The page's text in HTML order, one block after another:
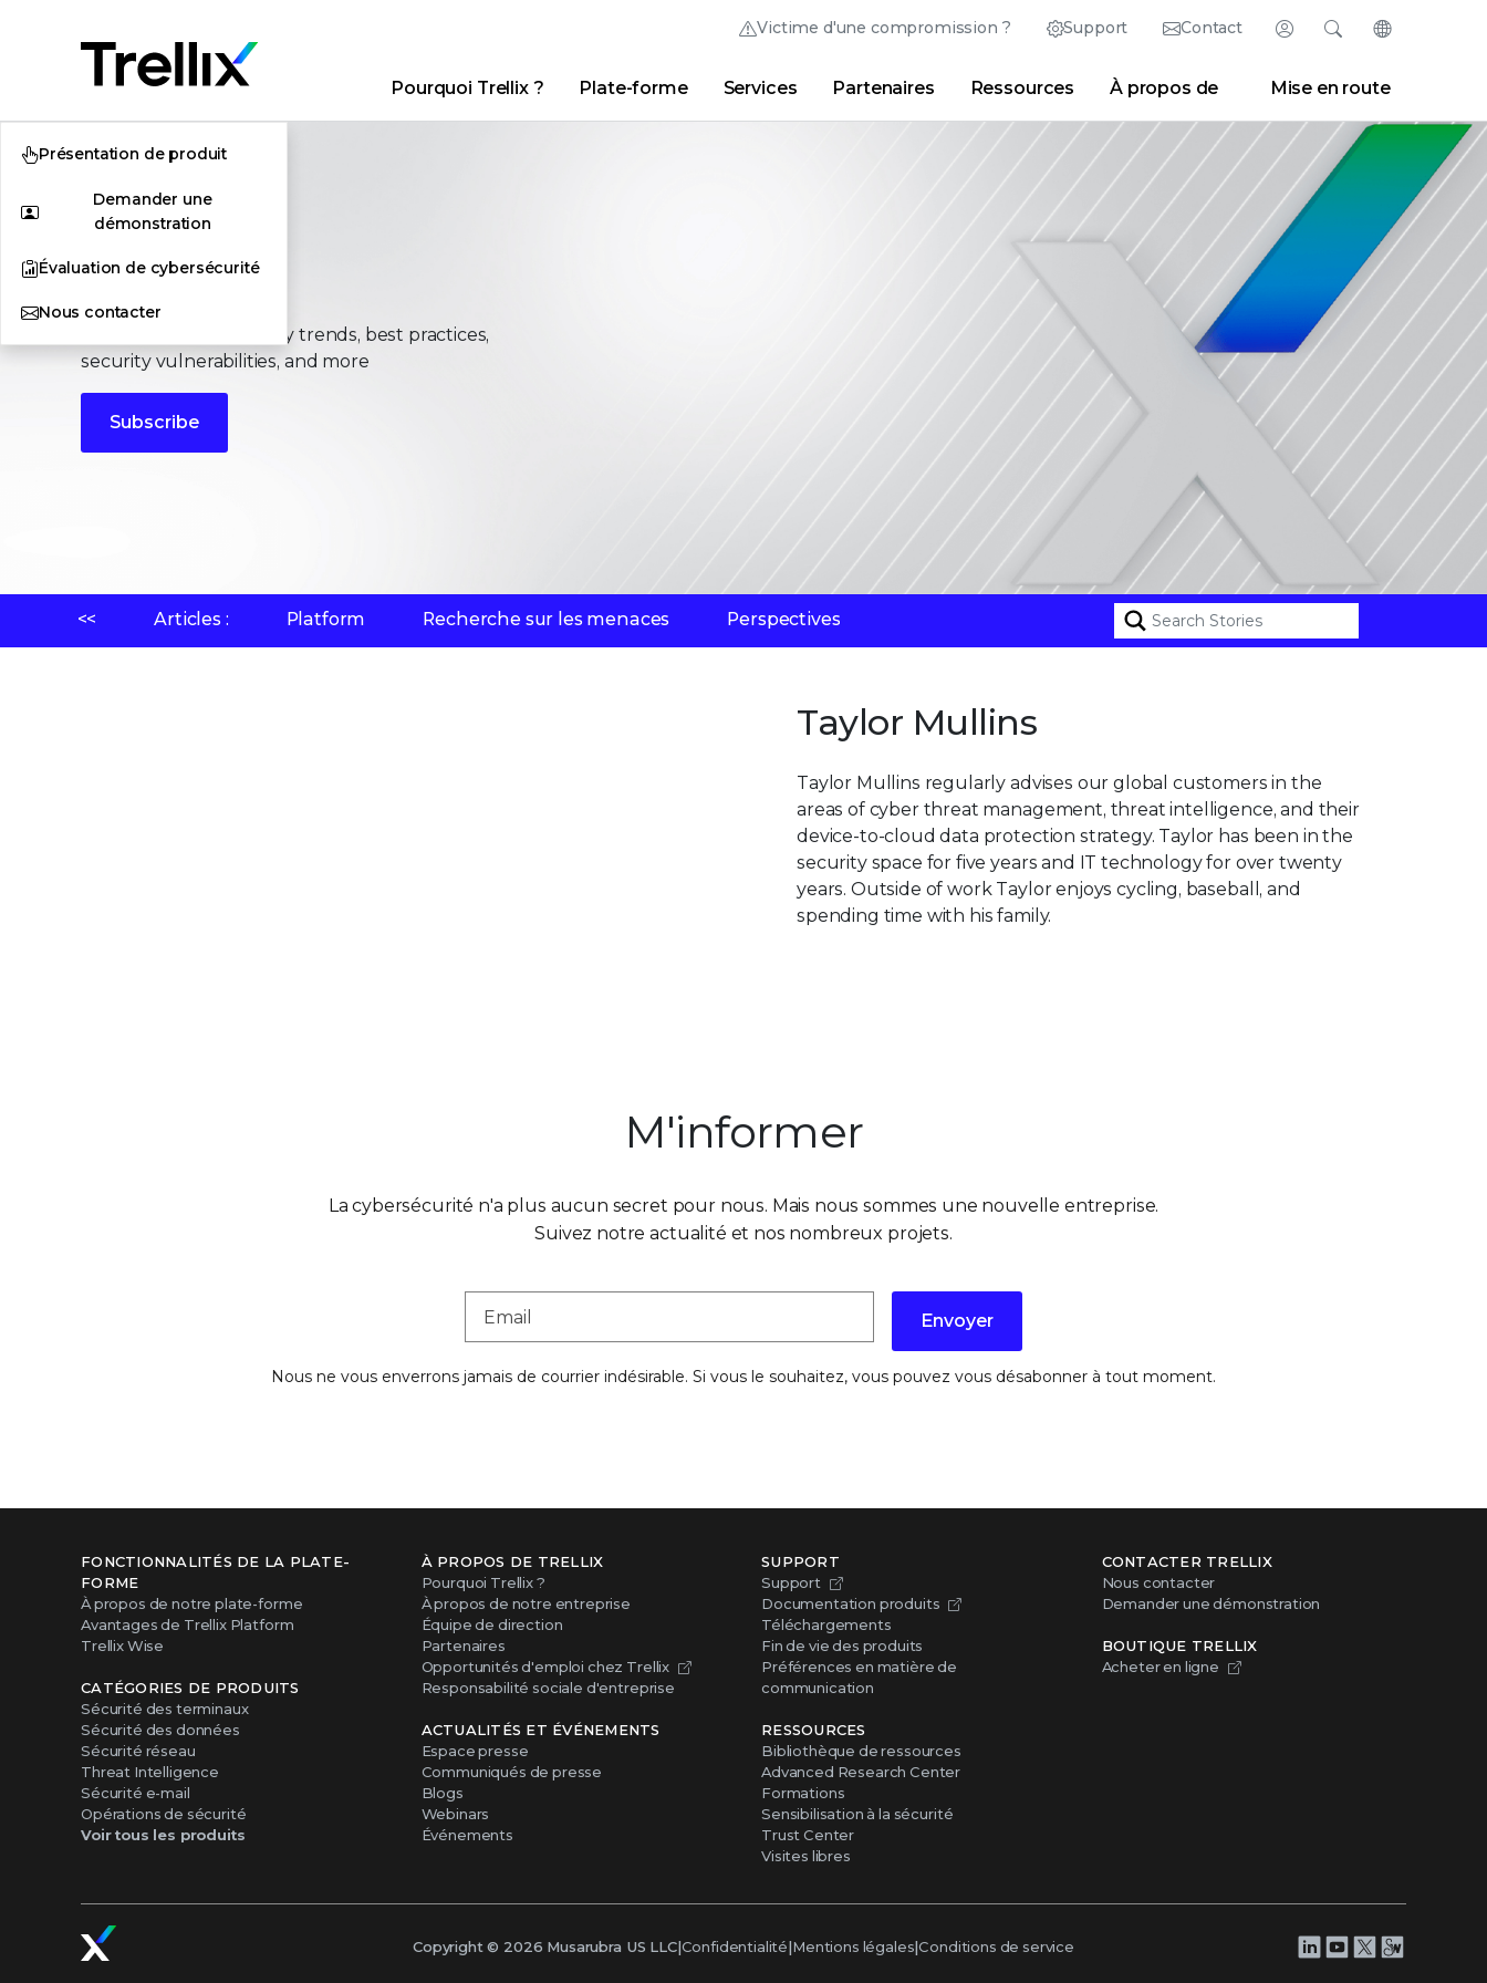
Victime d'une compromission ? Support Contact Connexion
Trellix Hive Developer Portal Marketplace
Rechercher
Espace presse |Blogs
Changer de
Australia (English) France (Français) México (Español)
Singapore (English)
United Kingdom (English)
United States (English)
Pourquoi Trellix ? Plate-forme Services Partenaires Ressources À propos de Mise en route
Présentation de produit
Demander une
démonstration
Évaluation de cybersécurité
Nous contacter
Stories
The latest cybersecurity trends, best practices,
security vulnerabilities, and more
Subscribe
<< Articles : Platform Recherche sur les menaces Perspectives
Taylor Mullins
Taylor Mullins regularly advises our global customers in the
areas of cyber threat management, threat intelligence, and their
device-to-cloud data protection strategy. Taylor has been in the
security space for five years and IT technology for over twenty
years. Outside of work Taylor enjoys cycling, baseball, and
spending time with his family.
M'informer
La cybersécurité n'a plus aucun secret pour nous. Mais nous sommes une nouvelle entreprise.
Suivez notre actualité et nos nombreux projets.
Envoyer
Nous ne vous enverrons jamais de courrier indésirable. Si vous le souhaitez, vous pouvez vous désabonner à tout moment.
FONCTIONNALITÉS DE LA PLATE-
FORME
À propos de notre plate-forme
Avantages de Trellix Platform
Trellix Wise
CATÉGORIES DE PRODUITS
Sécurité des terminaux
Sécurité des données
Sécurité réseau
Threat Intelligence
Sécurité e-mail
Opérations de sécurité
Voir tous les produits
À PROPOS DE TRELLIX
Pourquoi Trellix ?
À propos de notre entreprise
Équipe de direction
Partenaires
Opportunités d'emploi chez Trellix
Responsabilité sociale d'entreprise
ACTUALITÉS ET ÉVÉNEMENTS
Espace presse
Communiqués de presse
Blogs
Webinars
Événements
SUPPORT
Support
Documentation produits
Téléchargements
Fin de vie des produits
Préférences en matière de
communication
RESSOURCES
Bibliothèque de ressources
Advanced Research Center
Formations
Sensibilisation à la sécurité
Trust Center
Visites libres
CONTACTER TRELLIX
Nous contacter
Demander une démonstration
BOUTIQUE TRELLIX
Acheter en ligne
Copyright © 2026 Musarubra US LLC|Confidentialité|Mentions légales|Conditions de service